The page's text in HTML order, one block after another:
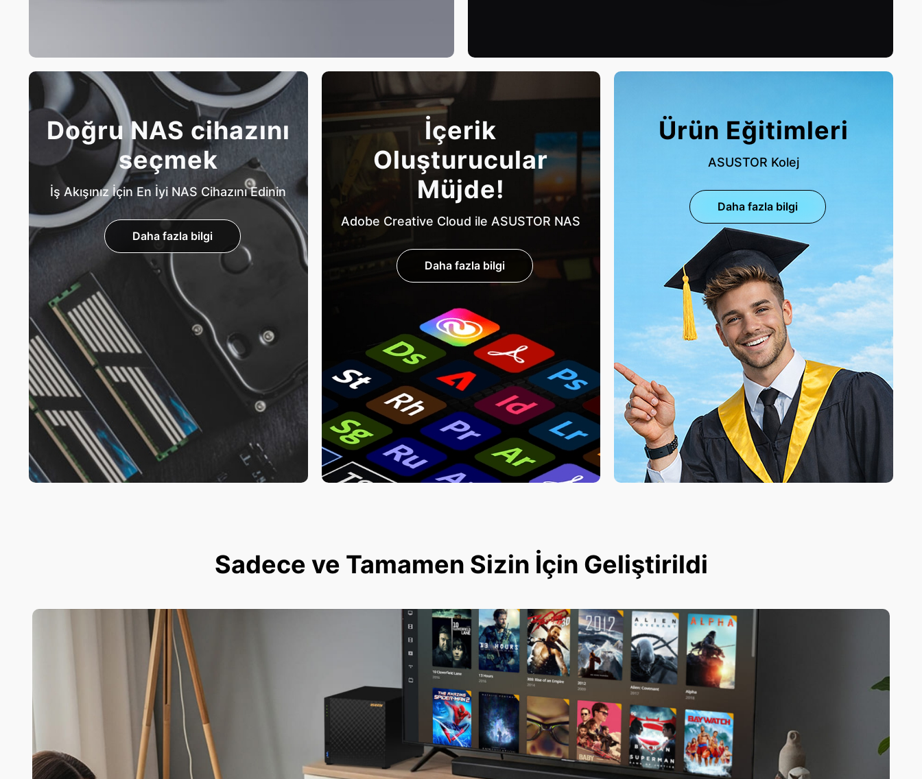
Doğru NAS cihazını
seçmek
İş Akışınız İçin En İyi NAS Cihazını Edinin
Daha fazla bilgi
İçerik
Oluşturucular
Müjde!
Adobe Creative Cloud ile ASUSTOR NAS
Daha fazla bilgi
Ürün Eğitimleri
ASUSTOR Kolej
Daha fazla bilgi
Sadece ve Tamamen Sizin İçin Geliştirildi